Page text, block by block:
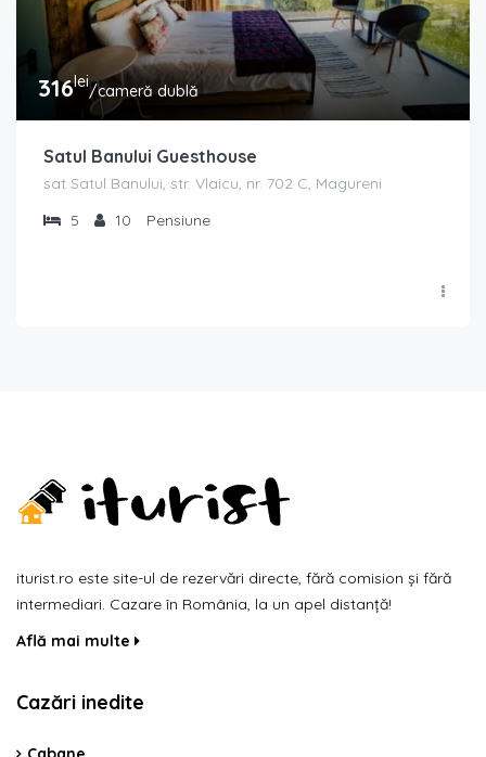
316lei/cameră dublă
Satul Banului Guesthouse
sat Satul Banului, str. Vlaicu, nr. 702 C, Magureni
5
10 Pensiune
iturist.ro este site-ul de rezervări directe, fără comision și fără
intermediari. Cazare în România, la un apel distanță!
Află mai multe
Cazări inedite